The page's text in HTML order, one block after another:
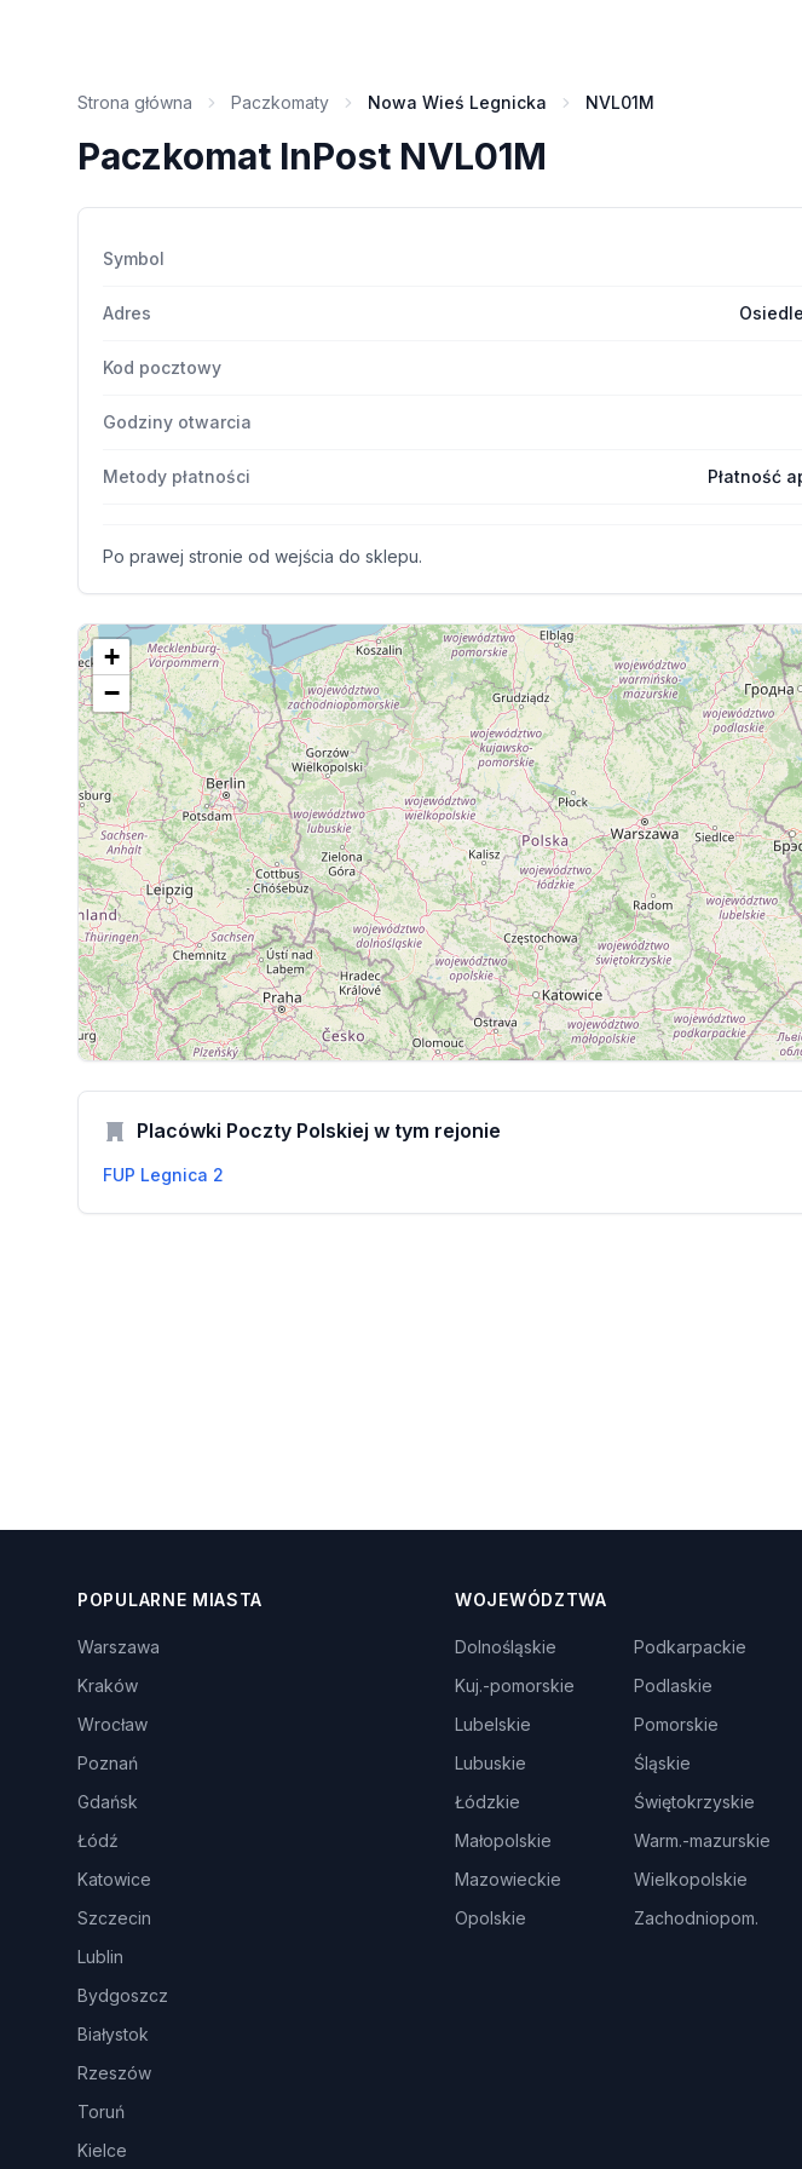
Strona główna Paczkomaty Nowa Wieś Legnicka NVL01M
Paczkomat InPost NVL01M
Symbol
Adres
Kod pocztowy
Godziny otwarcia
Metody płatności Płatność
Po prawej stronie od wejścia do sklepu.
+
−
Placówki Poczty Polskiej w tym rejonie
FUP Legnica 2
POPULARNE MIASTA
Warszawa
Kraków
Wrocław
Poznań
Gdańsk
Łódź
Katowice
Szczecin
Lublin
Bydgoszcz
Białystok
Rzeszów
Toruń
Kielce
WOJEWÓDZTWA
Dolnośląskie
Kuj.-pomorskie
Lubelskie
Lubuskie
Łódzkie
Małopolskie
Mazowieckie
Opolskie
Podkarpackie
Podlaskie
Pomorskie
Śląskie
Świętokrzyskie
Warm.-mazurskie
Wielkopolskie
Zachodniopom.